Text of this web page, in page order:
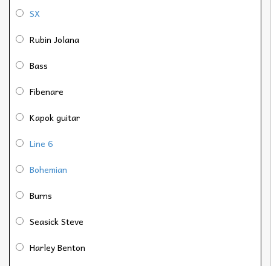
SX
Rubin Jolana
Bass
Fibenare
Kapok guitar
Line 6
Bohemian
Burns
Seasick Steve
Harley Benton